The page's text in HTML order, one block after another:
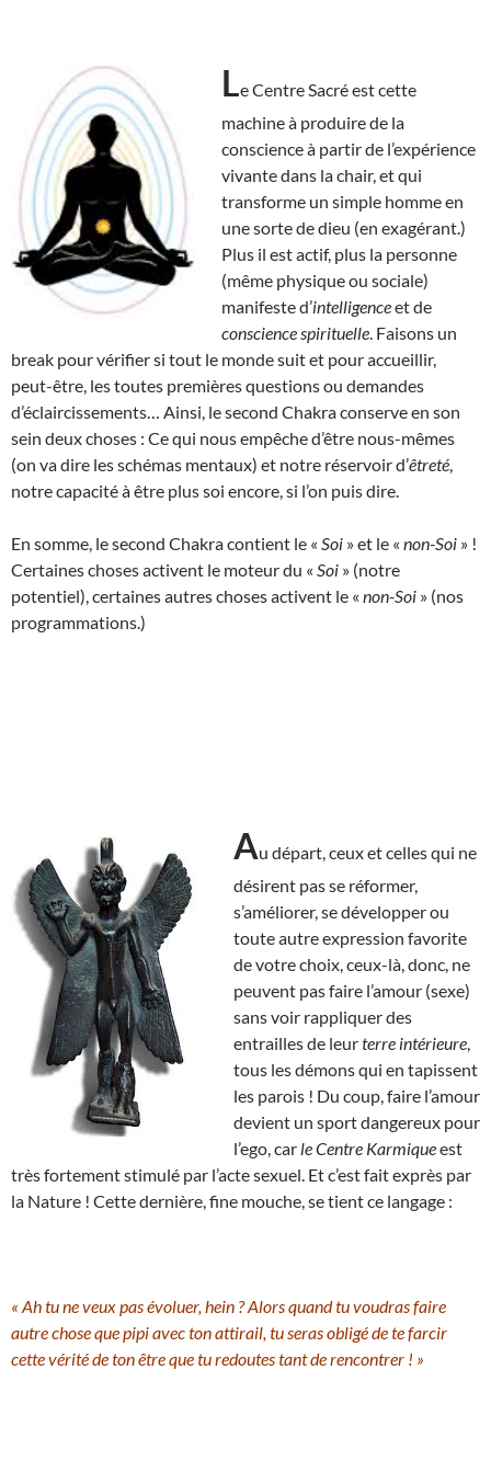
Le Centre Sacré est cette
machine à produire de la
conscience à partir de l’expérience
vivante dans la chair, et qui
transforme un simple homme en
une sorte de dieu (en exagérant.)
Plus il est actif, plus la personne
(même physique ou sociale)
manifeste d’intelligenceet de
conscience spirituelle . Faisons un
break pour vérifier si tout le monde suit et pour accueillir,
peut-être, les toutes premières questions ou demandes
d’éclaircissements… Ainsi, le second Chakra conserve en son
sein deux choses : Ce qui nous empêche d’être nous-mêmes
(on va dire les schémas mentaux) et notre réservoir d’êtreté
notre capacité à être plus soi encore, si l’on puis dire.
En somme, le second Chakra contient le « Soi » et le « non-Soi » !
Certaines choses activent le moteur du « Soi » (notre
potentiel), certaines autres choses activent le « non-Soi » (nos
programmations.)
Au départ, ceux et celles qui ne
désirent pas se réformer,
s’améliorer, se développer ou
toute autre expression favorite
de votre choix, ceux-là, donc, ne
peuvent pas faire l’amour (sexe)
sans voir rappliquer des
entrailles de leurterre intérieure
tous les démons qui en tapissent
les parois ! Du coup, faire l’amour
devient un sport dangereux pour
l’ego, car le Centre Karmiqueest
très fortement stimulé par l’acte sexuel. Et c’est fait exprès par
la Nature ! Cette dernière, fine mouche, se tient ce langage :
« Ah tu ne veux pas évoluer, hein ? Alors quand tu voudras faire
autre chose que pipi avec ton attirail, tu seras obligé de te farcir
cette vérité de ton être que tu redoutes tant de rencontrer ! »